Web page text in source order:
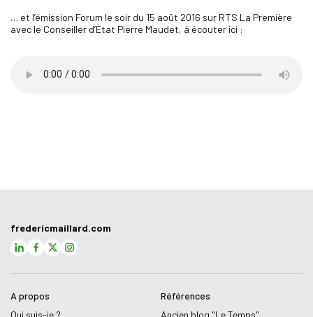
… et l’émission Forum le soir du 15 août 2016 sur RTS La Première
avec le Conseiller d’État Pierre Maudet, à écouter ici :
fredericmaillard.com
A propos
Références